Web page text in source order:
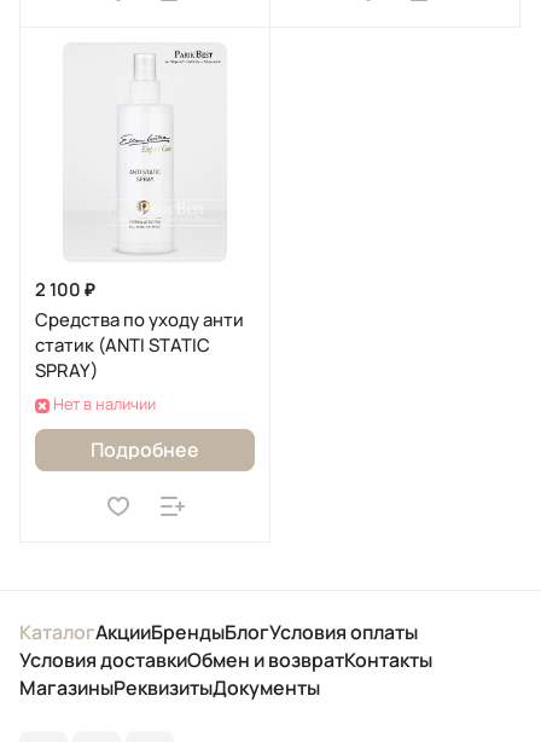
2 100 ₽
Средства по уходу анти
статик (ANTI STATIC
SPRAY)
Нет в наличии
Подробнее
КаталогАкцииБрендыБлогУсловия оплаты
Условия доставкиОбмен и возвратКонтакты
МагазиныРеквизитыДокументы